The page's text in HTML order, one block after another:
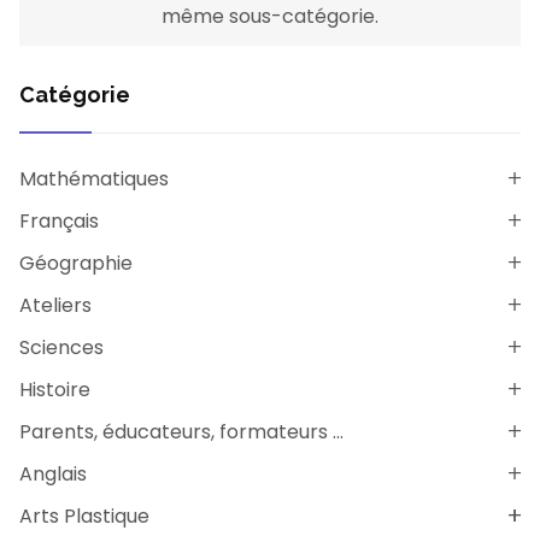
même sous-catégorie.
Catégorie
Mathématiques
Français
Géographie
Ateliers
Sciences
Histoire
Parents, éducateurs, formateurs ...
Anglais
Arts Plastique